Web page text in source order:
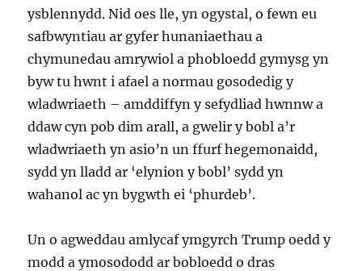
ysblennydd. Nid oes lle, yn ogystal, o fewn eu
safbwyntiau ar gyfer hunaniaethau a
chymunedau amrywiol a phobloedd gymysg yn
byw tu hwnt i afael a normau gosodedig y
wladwriaeth – amddiffyn y sefydliad hwnnw a
ddaw cyn pob dim arall, a gwelir y bobl a’r
wladwriaeth yn asio’n un ffurf hegemonaidd,
sydd yn lladd ar ‘elynion y bobl’ sydd yn
wahanol ac yn bygwth ei ‘phurdeb’.
Un o agweddau amlycaf ymgyrch Trump oedd y
modd a ymosododd ar bobloedd o dras